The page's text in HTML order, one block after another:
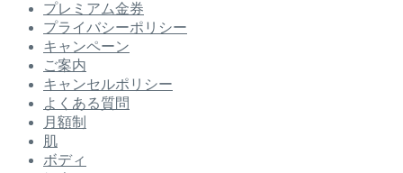
プレミアム金券
プライバシーポリシー
キャンペーン
ご案内
キャンセルポリシー
よくある質問
月額制
肌
ボディ